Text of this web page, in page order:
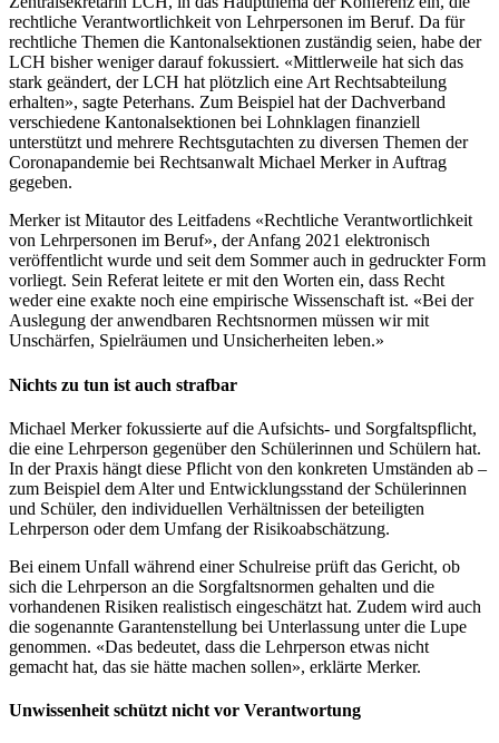
rechtliche Verantwortlichkeit von Lehrpersonen im Beruf. Da für
rechtliche Themen die Kantonalsektionen zuständig seien, habe der
LCH bisher weniger darauf fokussiert. «Mittlerweile hat sich das
stark geändert, der LCH hat plötzlich eine Art Rechtsabteilung
erhalten», sagte Peterhans. Zum Beispiel hat der Dachverband
verschiedene Kantonalsektionen bei Lohnklagen finanziell
unterstützt und mehrere Rechtsgutachten zu diversen Themen der
Coronapandemie bei Rechtsanwalt Michael Merker in Auftrag
gegeben.
Merker ist Mitautor des Leitfadens «Rechtliche Verantwortlichkeit
von Lehrpersonen im Beruf», der Anfang 2021 elektronisch
veröffentlicht wurde und seit dem Sommer auch in gedruckter Form
vorliegt. Sein Referat leitete er mit den Worten ein, dass Recht
weder eine exakte noch eine empirische Wissenschaft ist. «Bei der
Auslegung der anwendbaren Rechtsnormen müssen wir mit
Unschärfen, Spielräumen und Unsicherheiten leben.»
Nichts zu tun ist auch strafbar
Michael Merker fokussierte auf die Aufsichts- und Sorgfaltspflicht,
die eine Lehrperson gegenüber den Schülerinnen und Schülern hat.
In der Praxis hängt diese Pflicht von den konkreten Umständen ab –
zum Beispiel dem Alter und Entwicklungsstand der Schülerinnen
und Schüler, den individuellen Verhältnissen der beteiligten
Lehrperson oder dem Umfang der Risikoabschätzung.
Bei einem Unfall während einer Schulreise prüft das Gericht, ob
sich die Lehrperson an die Sorgfaltsnormen gehalten und die
vorhandenen Risiken realistisch eingeschätzt hat. Zudem wird auch
die sogenannte Garantenstellung bei Unterlassung unter die Lupe
genommen. «Das bedeutet, dass die Lehrperson etwas nicht
gemacht hat, das sie hätte machen sollen», erklärte Merker.
Unwissenheit schützt nicht vor Verantwortung